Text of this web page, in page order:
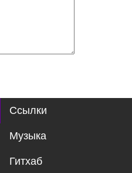
Ссылки
Музыка
Гитхаб